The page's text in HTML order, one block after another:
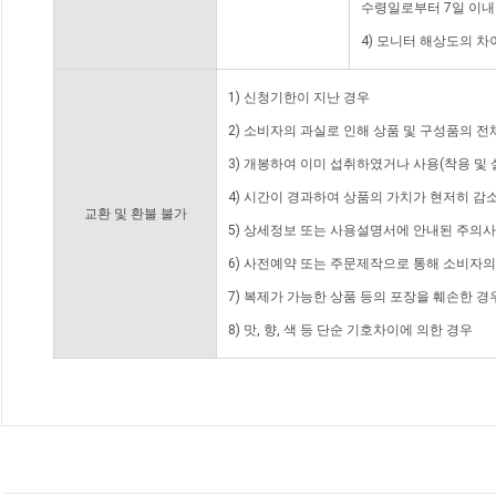
수령일로부터 7일 이
4) 모니터 해상도의 차
교환 및 환불 불가
1) 신청기한이 지난 경우
2) 소비자의 과실로 인해 상품 및 구성품의
3) 개봉하여 이미 섭취하였거나 사용(착용 및
4) 시간이 경과하여 상품의 가치가 현저히 감
5) 상세정보 또는 사용설명서에 안내된 주의
6) 사전예약 또는 주문제작으로 통해 소비자
7) 복제가 가능한 상품 등의 포장을 훼손한 경
8) 맛, 향, 색 등 단순 기호차이에 의한 경우